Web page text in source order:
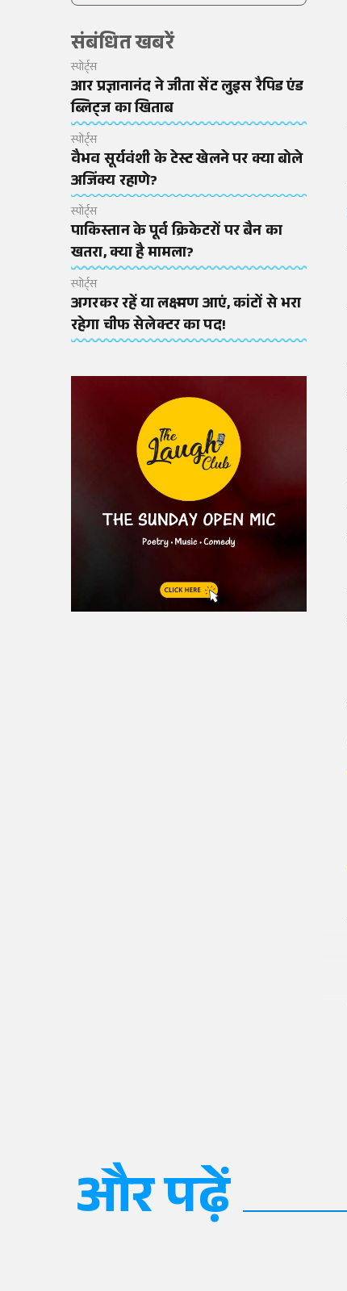
संबंधित खबरें
स्पोर्ट्स
आर प्रज्ञानानंद ने जीता सेंट लुइस रैपिड एंड
ब्लिट्ज का खिताब
स्पोर्ट्स
वैभव सूर्यवंशी के टेस्ट खेलने पर क्या बोले
अजिंक्य रहाणे?
स्पोर्ट्स
पाकिस्तान के पूर्व क्रिकेटरों पर बैन का
खतरा, क्या है मामला?
स्पोर्ट्स
अगरकर रहें या लक्ष्मण आएं, कांटों से भरा
रहेगा चीफ सेलेक्टर का पद!
और पढ़ें